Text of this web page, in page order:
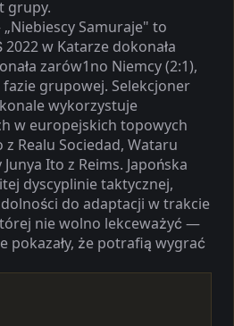
grupy.
Samuraje" to
w Katarze dokonała
zarów1no Niemcy (2:1),
fazie grupowej. Selekcjoner
wykorzystuje
w europejskich topowych
Realu Sociedad, Wataru
Ito z Reims. Japońska
dyscyplinie taktycznej,
do adaptacji w trakcie
nie wolno lekceważyć —
pokazały, że potrafią wygrać